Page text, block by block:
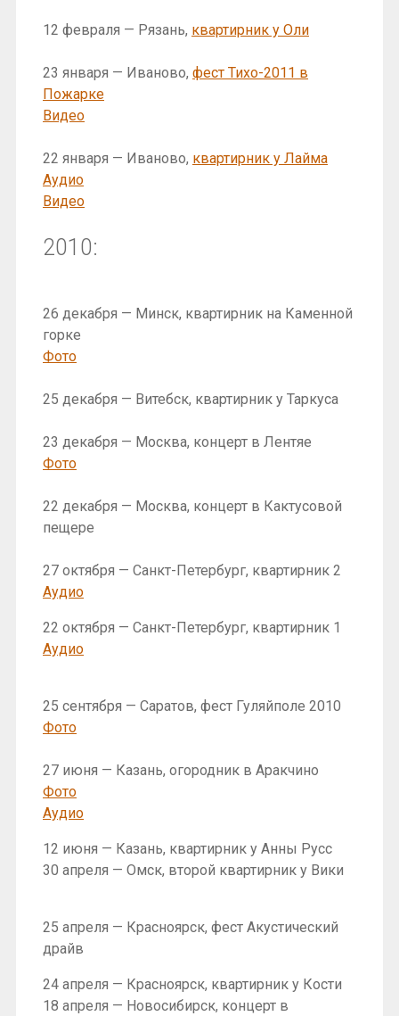
12 февраля — Рязань, квартирник у Оли
23 января — Иваново, фест Тихо-2011 в
Пожарке
Видео
22 января — Иваново, квартирник у Лайма
Аудио
Видео
2010:
26 декабря — Минск, квартирник на Каменной
горке
Фото
25 декабря — Витебск, квартирник у Таркуса
23 декабря — Москва, концерт в Лентяе
Фото
22 декабря — Москва, концерт в Кактусовой
пещере
27 октября — Санкт-Петербург, квартирник 2
Аудио
22 октября — Санкт-Петербург, квартирник 1
Аудио
25 сентября — Саратов, фест Гуляйполе 2010
Фото
27 июня — Казань, огородник в Аракчино
Фото
Аудио
12 июня — Казань, квартирник у Анны Русс
30 апреля — Омск, второй квартирник у Вики
25 апреля — Красноярск, фест Акустический
драйв
24 апреля — Красноярск, квартирник у Кости
18 апреля — Новосибирск, концерт в